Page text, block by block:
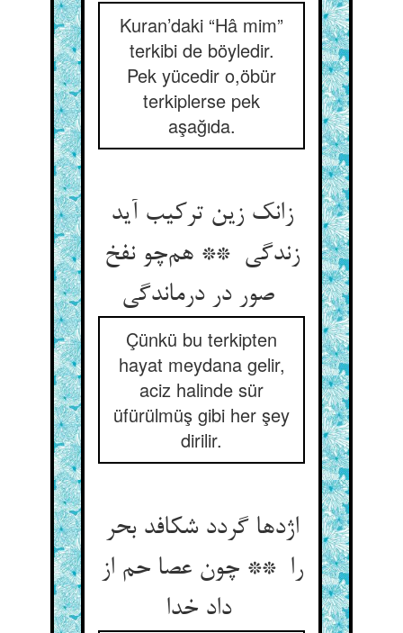
Kuran’daki “Hâ mim”
terkibi de böyledir.
Pek yücedir o,öbür
terkiplerse pek
aşağıda.
زانک زین ترکیب آید
زندگی ** هم‌چو نفخ
Çünkü bu terkipten
hayat meydana gelir,
aciz halinde sür
üfürülmüş gibi her şey
dirilir.
اژدها گردد شکافد بحر
را ** چون عصا حم از
داد خدا